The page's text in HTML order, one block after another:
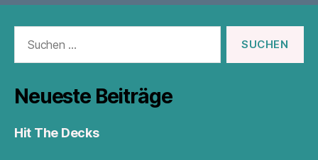
nach:
Neueste Beiträge
Hit The Decks